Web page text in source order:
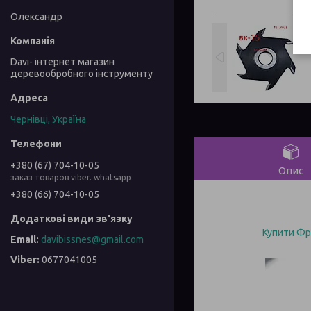
Опис
Купити
Олександр
Davi- інтернет магазин
деревообробного інструменту
Чернівці, Україна
+380 (67) 704-10-05
заказ товаров viber. whatsapp
+380 (66) 704-10-05
davibissnes@gmail.com
0677041005